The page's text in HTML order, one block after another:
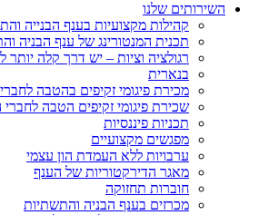
השירותים שלנו
קהילות מקצועיות בענף הבנייה
תכנית המנטורינג של ענף הבניה
רגולציה וציות – יש דרך קלה
בנארית
מכירת פיגומי זקיפים בהטבה
שכירת פיגומי זקיפים הטבה
תכניות פיננסיות
מפגשים מקצועיים
ערבויות ללא העמדת הון עצמי
מאגר הדירקטוריות של הענף
חוברות תחזוקה
מכרזים בענף הבניה והתשתיות